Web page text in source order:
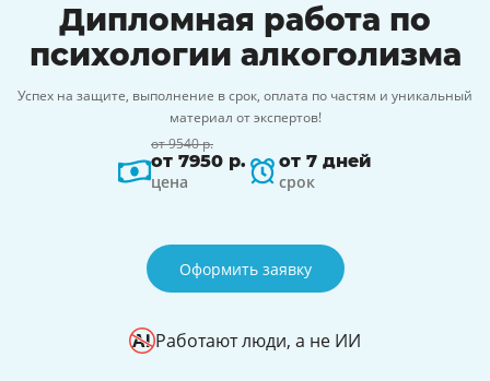
Дипломная работа по
психологии алкоголизма
Успех на защите, выполнение в срок, оплата по частям и уникальный
материал от экспертов!
от 9540 р.
от 7950 р.
цена
от 7 дней
срок
Оформить заявку
Работают люди, а не ИИ